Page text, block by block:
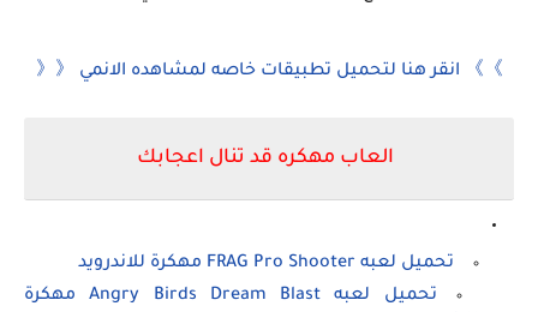
》》 انقر هنا لتحميل تطبيقات خاصه لمشاهده الانمي 《《
العاب مهكره قد تنال اعجابك
تحميل لعبه FRAG Pro Shooter مهكرة للاندرويد
تحميل لعبه Angry Birds Dream Blast مهكرة